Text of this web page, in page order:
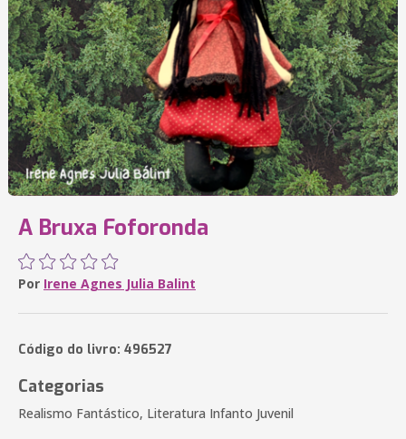
A Bruxa Foforonda
Por Irene Agnes Julia Balint
Código do livro: 496527
Categorias
Realismo Fantástico, Literatura Infanto Juvenil